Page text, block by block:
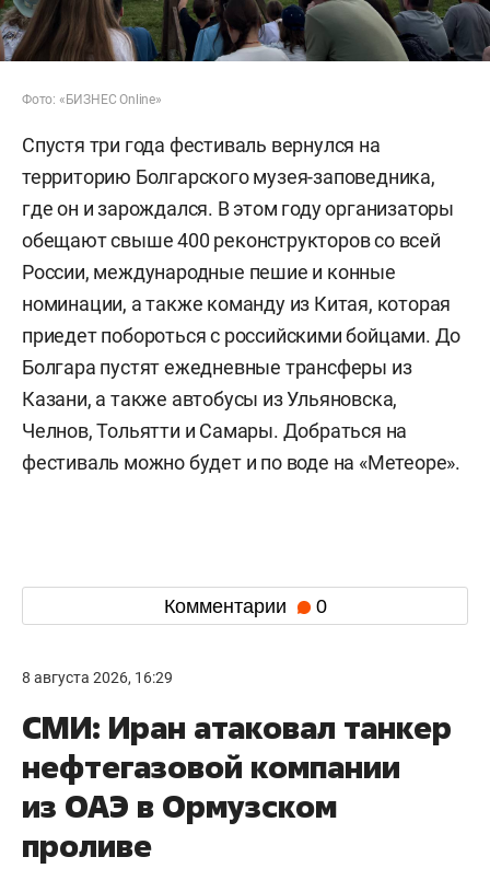
Фото: «БИЗНЕС Online»
Спустя три года фестиваль вернулся на
территорию Болгарского музея-заповедника,
где он и зарождался. В этом году организаторы
обещают свыше 400 реконструкторов со всей
России, международные пешие и конные
номинации, а также команду из Китая, которая
приедет побороться с российскими бойцами. До
Болгара пустят ежедневные трансферы из
Казани, а также автобусы из Ульяновска,
Челнов, Тольятти и Самары. Добраться на
фестиваль можно будет и по воде на «Метеоре».
Комментарии 0
8 августа 2026, 16:29
СМИ: Иран атаковал танкер
нефтегазовой компании
из ОАЭ в Ормузском
проливе